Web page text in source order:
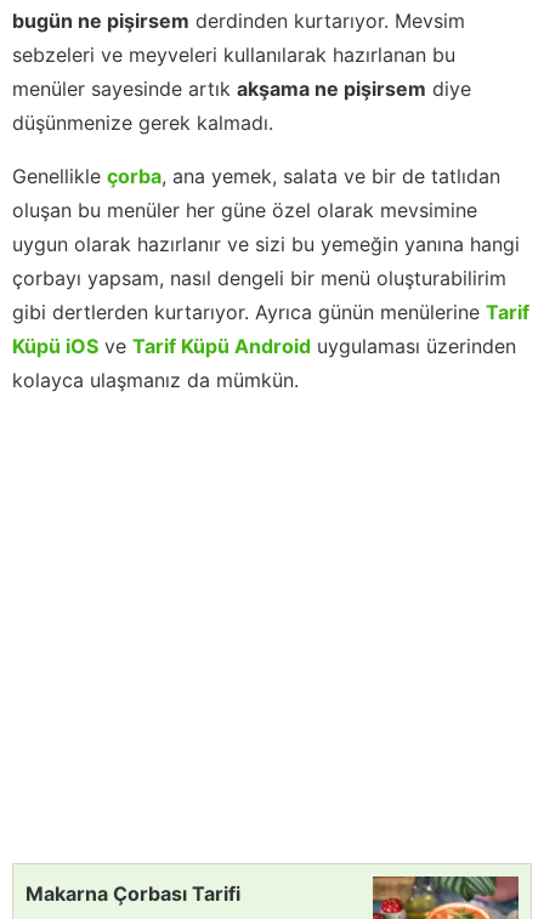
bugün ne pişirsem derdinden kurtarıyor. Mevsim
sebzeleri ve meyveleri kullanılarak hazırlanan bu
menüler sayesinde artık akşama ne pişirsem diye
düşünmenize gerek kalmadı.
Genellikle çorba, ana yemek, salata ve bir de tatlıdan
oluşan bu menüler her güne özel olarak mevsimine
uygun olarak hazırlanır ve sizi bu yemeğin yanına hangi
çorbayı yapsam, nasıl dengeli bir menü oluşturabilirim
gibi dertlerden kurtarıyor. Ayrıca günün menülerine Tarif
Küpü iOS ve Tarif Küpü Android uygulaması üzerinden
kolayca ulaşmanız da mümkün.
Makarna Çorbası Tarifi